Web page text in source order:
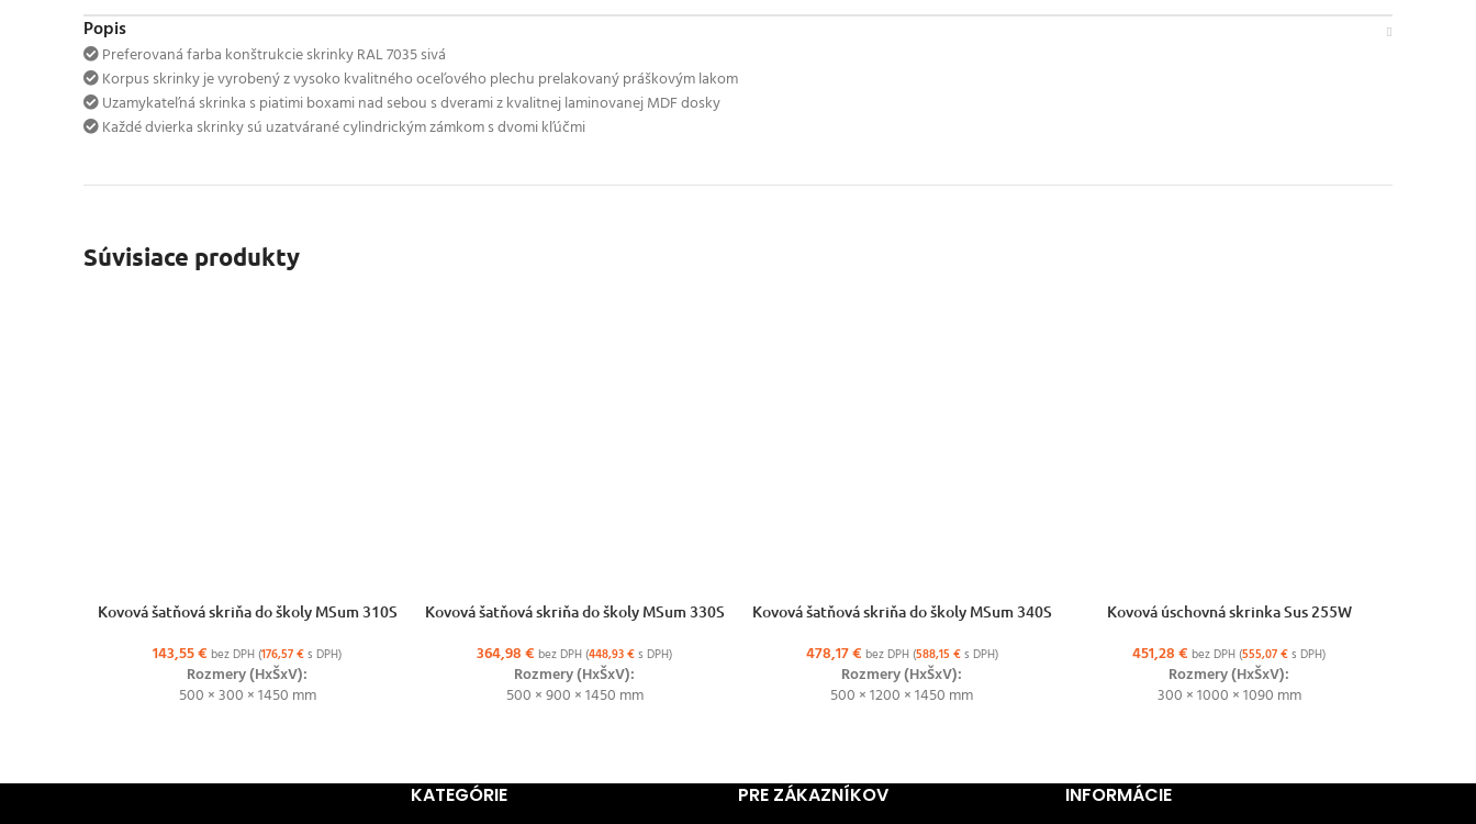
Popis
Preferovaná farba konštrukcie skrinky RAL 7035 sivá
Korpus skrinky je vyrobený z vysoko kvalitného oceľového plechu prelakovaný práškovým lakom
Uzamykateľná skrinka s piatimi boxami nad sebou s dverami z kvalitnej laminovanej MDF dosky
Každé dvierka skrinky sú uzatvárané cylindrickým zámkom s dvomi kľúčmi
Súvisiace produkty
VÝBER MOŽNOSTÍ
Kovová šatňová skriňa do školy MSum 310S
143,55€ bez DPH (176,57€s DPH)
Rozmery (HxŠxV):
500 × 300 × 1450 mm
VÝBER MOŽNOSTÍ
Kovová šatňová skriňa do školy MSum 330S
364,98€ bez DPH (448,93€s DPH)
Rozmery (HxŠxV):
500 × 900 × 1450 mm
VÝBER MOŽNOSTÍ
Kovová šatňová skriňa do školy MSum 340S
478,17€ bez DPH (588,15 €s DPH)
Rozmery (HxŠxV):
500 × 1200 × 1450 mm
VÝBER MOŽNOSTÍ
Kovová úschovná skrinka Sus 255W
451,28€ bez DPH (555,07€s DPH)
Rozmery (HxŠxV):
300 × 1000 × 1090 mm
KATEGÓRIE PRE ZÁKAZNÍKOV INFORMÁCIE